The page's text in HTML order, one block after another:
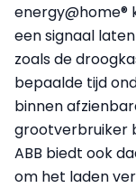
energy@home®
een signaal
zoals de
bepaalde tijd
binnen
grootverbruiker
ABB biedt ook
om het laden